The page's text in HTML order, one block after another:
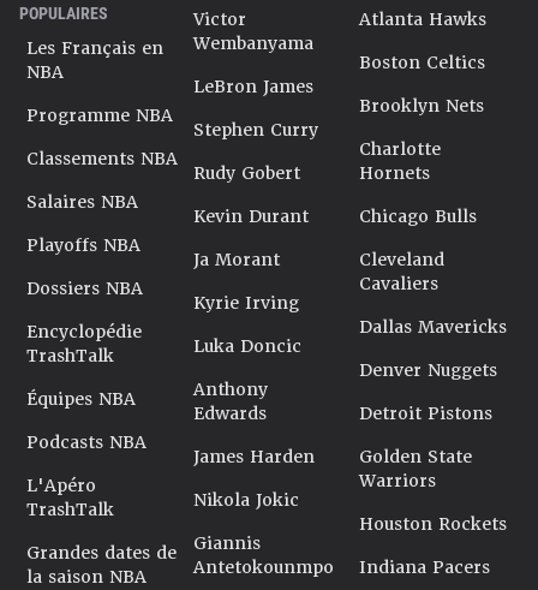
POPULAIRES
Les Français en
NBA
Programme NBA
Classements NBA
Salaires NBA
Playoffs NBA
Dossiers NBA
Encyclopédie
TrashTalk
Équipes NBA
Podcasts NBA
L'Apéro
TrashTalk
Grandes dates de
la saison NBA
Victor
Wembanyama
LeBron James
Stephen Curry
Rudy Gobert
Kevin Durant
Ja Morant
Kyrie Irving
Luka Doncic
Anthony
Edwards
James Harden
Nikola Jokic
Giannis
Antetokounmpo
Atlanta Hawks
Boston Celtics
Brooklyn Nets
Charlotte
Hornets
Chicago Bulls
Cleveland
Cavaliers
Dallas Mavericks
Denver Nuggets
Detroit Pistons
Golden State
Warriors
Houston Rockets
Indiana Pacers